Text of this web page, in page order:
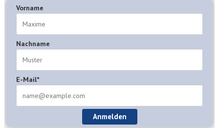
Vorname
Nachname
E-Mail*
Anmelden